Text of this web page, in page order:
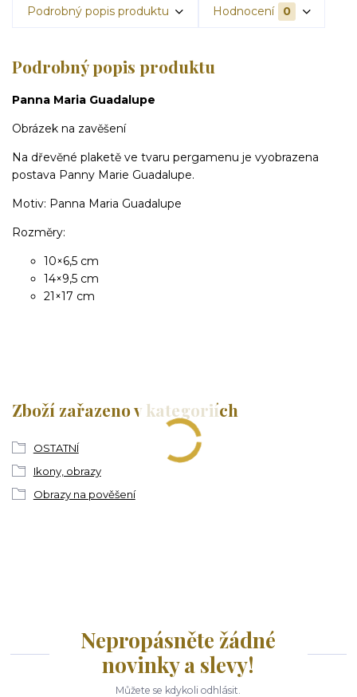
Podrobný popis produktu Hodnocení 0
Podrobný popis produktu
Panna Maria Guadalupe
Obrázek na zavěšení
Na dřevěné plaketě ve tvaru pergamenu je vyobrazena
postava Panny Marie Guadalupe.
Motiv: Panna Maria Guadalupe
Rozměry:
10×6,5 cm
14×9,5 cm
21×17 cm
Zboží zařazeno v kategoriích
OSTATNÍ
Ikony, obrazy
Obrazy na pověšení
Nepropásněte žádné
novinky a slevy!
Můžete se kdykoli odhlásit.